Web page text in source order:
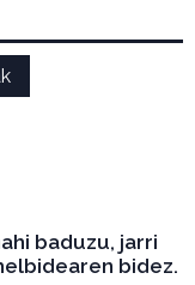
baduzu, jarri
bidez.